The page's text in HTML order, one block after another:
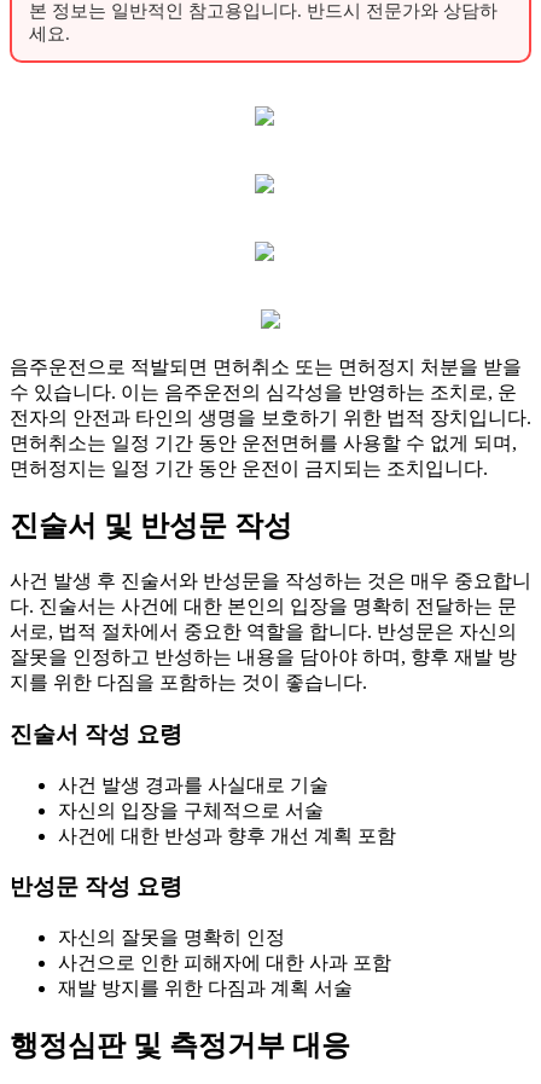
본 정보는 일반적인 참고용입니다. 반드시 전문가와 상담하
세요.
음주운전으로 적발되면 면허취소 또는 면허정지 처분을 받을
수 있습니다. 이는 음주운전의 심각성을 반영하는 조치로, 운
전자의 안전과 타인의 생명을 보호하기 위한 법적 장치입니다.
면허취소는 일정 기간 동안 운전면허를 사용할 수 없게 되며,
면허정지는 일정 기간 동안 운전이 금지되는 조치입니다.
진술서 및 반성문 작성
사건 발생 후 진술서와 반성문을 작성하는 것은 매우 중요합니
다. 진술서는 사건에 대한 본인의 입장을 명확히 전달하는 문
서로, 법적 절차에서 중요한 역할을 합니다. 반성문은 자신의
잘못을 인정하고 반성하는 내용을 담아야 하며, 향후 재발 방
지를 위한 다짐을 포함하는 것이 좋습니다.
진술서 작성 요령
사건 발생 경과를 사실대로 기술
자신의 입장을 구체적으로 서술
사건에 대한 반성과 향후 개선 계획 포함
반성문 작성 요령
자신의 잘못을 명확히 인정
사건으로 인한 피해자에 대한 사과 포함
재발 방지를 위한 다짐과 계획 서술
행정심판 및 측정거부 대응